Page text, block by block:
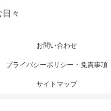
々
お問い合わせ
プライバシーポリシー・免責事項
サイトマップ